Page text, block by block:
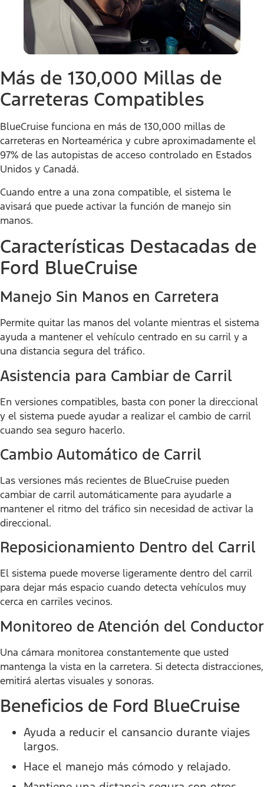
Más de 130,000 Millas de
Carreteras Compatibles
BlueCruise funciona en más de 130,000 millas de
carreteras en Norteamérica y cubre aproximadamente el
97% de las autopistas de acceso controlado en Estados
Unidos y Canadá.
Cuando entre a una zona compatible, el sistema le
avisará que puede activar la función de manejo sin
manos.
Características Destacadas de
Ford BlueCruise
Manejo Sin Manos en Carretera
Permite quitar las manos del volante mientras el sistema
ayuda a mantener el vehículo centrado en su carril y a
una distancia segura del tráfico.
Asistencia para Cambiar de Carril
En versiones compatibles, basta con poner la direccional
y el sistema puede ayudar a realizar el cambio de carril
cuando sea seguro hacerlo.
Cambio Automático de Carril
Las versiones más recientes de BlueCruise pueden
cambiar de carril automáticamente para ayudarle a
mantener el ritmo del tráfico sin necesidad de activar la
direccional.
Reposicionamiento Dentro del Carril
El sistema puede moverse ligeramente dentro del carril
para dejar más espacio cuando detecta vehículos muy
cerca en carriles vecinos.
Monitoreo de Atención del Conductor
Una cámara monitorea constantemente que usted
mantenga la vista en la carretera. Si detecta distracciones,
emitirá alertas visuales y sonoras.
Beneficios de Ford BlueCruise
Ayuda a reducir el cansancio durante viajes
largos.
Hace el manejo más cómodo y relajado.